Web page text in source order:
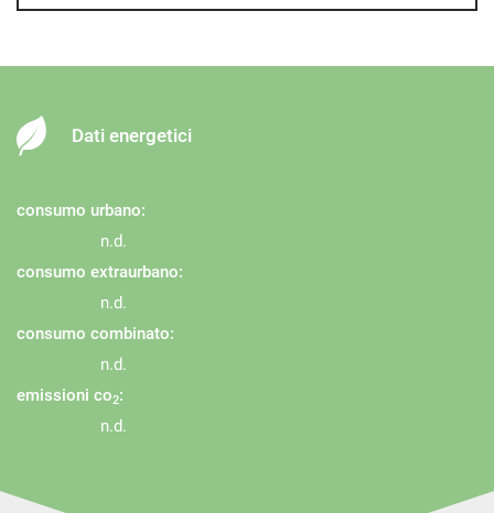
Dati energetici
consumo urbano:
n.d.
consumo extraurbano:
n.d.
consumo combinato:
n.d.
emissioni co2:
n.d.